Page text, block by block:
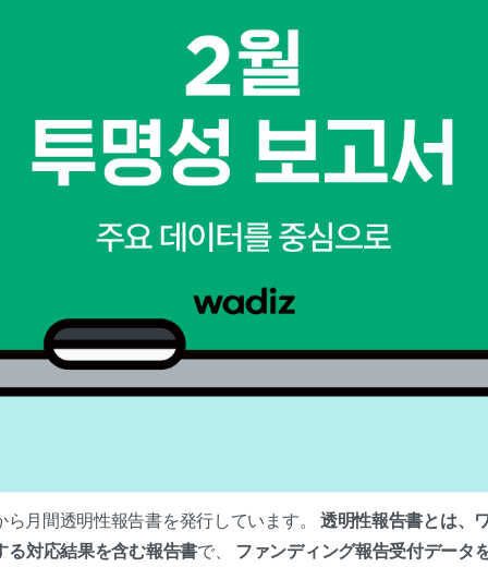
月間透明性報告書を発行しています。 透明性報告書とは、
る対応結果を含む報告書で、 ファンディング報告受付データ